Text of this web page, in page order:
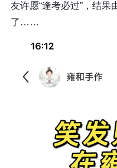
友许愿“逢考必过”，结
了……